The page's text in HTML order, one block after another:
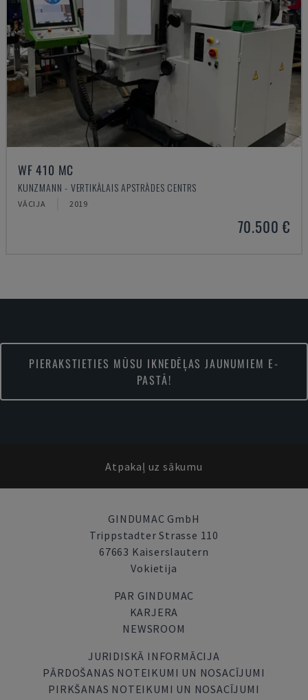
WF 410 MC
KUNZMANN - VERTIKĀLAIS APSTRĀDES CENTRS
VĀCIJA 2019
70.500 €
PIERAKSTIETIES MŪSU IKNEDĒĻAS JAUNUMIEM E-
PASTĀ!
Atpakaļ uz sākumu
GINDUMAC GmbH
Trippstadter Strasse 110
67663 Kaiserslautern
Vokietija
PAR GINDUMAC
KARJERA
NEWSROOM
JURIDISKĀ INFORMĀCIJA
PĀRDOŠANAS NOTEIKUMI UN NOSACĪJUMI
PIRKŠANAS NOTEIKUMI UN NOSACĪJUMI